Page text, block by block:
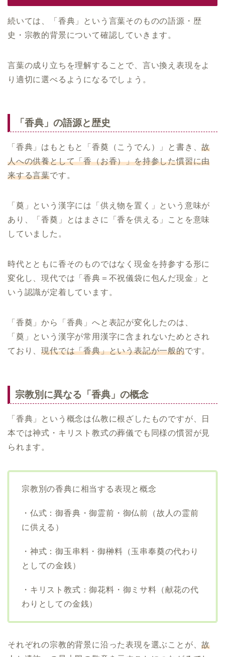
続いては、「香典」という言葉そのものの語源・歴
史・宗教的背景について確認していきます。
言葉の成り立ちを理解することで、言い換え表現をよ
り適切に選べるようになるでしょう。
「香典」の語源と歴史
「香典」はもともと「香奠（こうでん）」と書き、故
人への供養として「香（お香）」を持参した慣習に由
来する言葉です。
「奠」という漢字には「供え物を置く」という意味が
あり、「香奠」とはまさに「香を供える」ことを意味
していました。
時代とともに香そのものではなく現金を持参する形に
変化し、現代では「香典＝不祝儀袋に包んだ現金」と
いう認識が定着しています。
「香奠」から「香典」へと表記が変化したのは、
「奠」という漢字が常用漢字に含まれないためとされ
ており、現代では「香典」という表記が一般的です。
宗教別に異なる「香典」の概念
「香典」という概念は仏教に根ざしたものですが、日
本では神式・キリスト教式の葬儀でも同様の慣習が見
られます。
宗教別の香典に相当する表現と概念
・仏式：御香典・御霊前・御仏前（故人の霊前
に供える）
・神式：御玉串料・御榊料（玉串奉奠の代わり
としての金銭）
・キリスト教式：御花料・御ミサ料（献花の代
わりとしての金銭）
それぞれの宗教的背景に沿った表現を選ぶことが、故